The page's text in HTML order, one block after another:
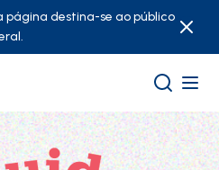
destina-se ao público